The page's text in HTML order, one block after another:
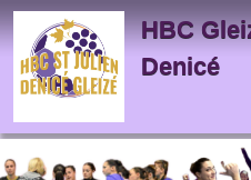
HBC
Denicé
Panneau de gestion des cookies